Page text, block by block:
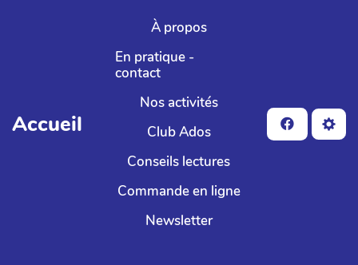
Aller au contenu principal
Accueil
À propos
En pratique -
contact
Nos activités
Club Ados
Conseils lectures
Commande en ligne
Newsletter